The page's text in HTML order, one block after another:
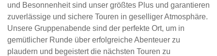
und Besonnenheit sind unser größtes Plus und garantieren
zuverlässige und sichere Touren in geselliger Atmosphäre.
Unsere Gruppenabende sind der perfekte Ort, um in
gemütlicher Runde über erfolgreiche Abenteuer zu
plaudern und begeistert die nächsten Touren zu